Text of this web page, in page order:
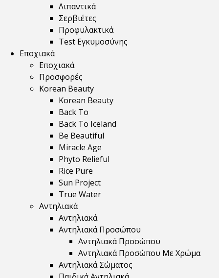
Λιπαντικά
Σερβιέτες
Προφυλακτικά
Test Εγκυμοσύνης
Εποχιακά
Εποχιακά
Προσφορές
Korean Beauty
Korean Beauty
Back To
Back To Iceland
Be Beautiful
Miracle Age
Phyto Relieful
Rice Pure
Sun Project
True Water
Αντηλιακά
Αντηλιακά
Αντηλιακά Προσώπου
Αντηλιακά Προσώπου
Αντηλιακά Προσώπου Με Χρώμα
Αντηλιακά Σώματος